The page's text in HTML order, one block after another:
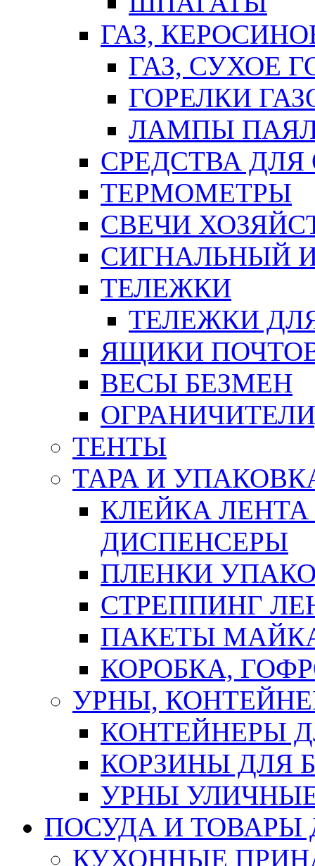
ГАЗ,
ГАЗ, СУХОЕ
ГОРЕЛКИ
ЛАМПЫ
СРЕДСТВА
ТЕРМОМЕТРЫ
СВЕЧИ
СИГНАЛЬНЫЙ
ТЕЛЕЖКИ
ТЕЛЕЖКИ
ЯЩИКИ
ВЕСЫ БЕЗМЕН
ТЕНТЫ
ТАРА И
КЛЕЙКА
ДИСПЕНСЕРЫ
ПЛЕНКИ
СТРЕППИНГ
ПАКЕТЫ
КОРОБКА,
УРНЫ,
КОНТЕЙНЕРЫ
КОРЗИНЫ ДЛЯ
УРНЫ
ПОСУДА И ТОВАРЫ
КУХОННЫЕ